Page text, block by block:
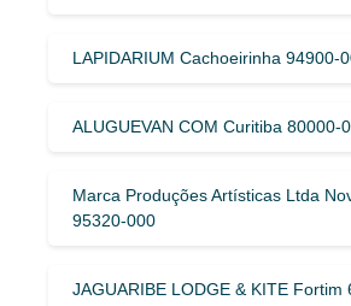
LAPIDARIUM Cachoeirinha 94900-
ALUGUEVAN COM Curitiba 80000-
Marca Produções Artísticas Ltda
95320-000
JAGUARIBE LODGE & KITE Fortim